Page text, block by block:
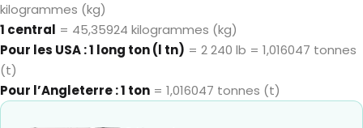
kilogrammes (kg)
1 central = 45,35924 kilogrammes (kg)
Pour les USA : 1 long ton (l tn) = 2 240 lb = 1,016047 tonnes
(t)
Pour l’Angleterre : 1 ton = 1,016047 tonnes (t)